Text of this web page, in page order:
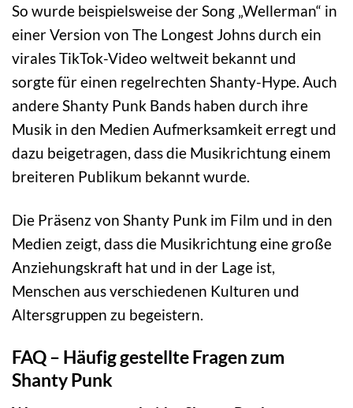
So wurde beispielsweise der Song „Wellerman“ in
einer Version von The Longest Johns durch ein
virales TikTok-Video weltweit bekannt und
sorgte für einen regelrechten Shanty-Hype. Auch
andere Shanty Punk Bands haben durch ihre
Musik in den Medien Aufmerksamkeit erregt und
dazu beigetragen, dass die Musikrichtung einem
breiteren Publikum bekannt wurde.
Die Präsenz von Shanty Punk im Film und in den
Medien zeigt, dass die Musikrichtung eine große
Anziehungskraft hat und in der Lage ist,
Menschen aus verschiedenen Kulturen und
Altersgruppen zu begeistern.
FAQ – Häufig gestellte Fragen zum
Shanty Punk